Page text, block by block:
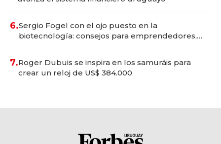
6.Sergio Fogel con el ojo puesto en la
biotecnología: consejos para emprendedores,
7.Roger Dubuis se inspira en los samuráis para
crear un reloj de US$ 384.000